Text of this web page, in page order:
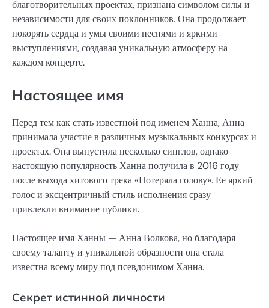
благотворительных проектах, признана символом силы и
независимости для своих поклонников. Она продолжает
покорять сердца и умы своими песнями и яркими
выступлениями, создавая уникальную атмосферу на
каждом концерте.
Настоящее имя
Перед тем как стать известной под именем Ханна, Анна
принимала участие в различных музыкальных конкурсах и
проектах. Она выпустила несколько синглов, однако
настоящую популярность Ханна получила в 2016 году
после выхода хитового трека «Потеряла голову». Ее яркий
голос и эксцентричный стиль исполнения сразу
привлекли внимание публики.
Настоящее имя Ханны — Анна Волкова, но благодаря
своему таланту и уникальной образности она стала
известна всему миру под псевдонимом Ханна.
Секрет истинной личности